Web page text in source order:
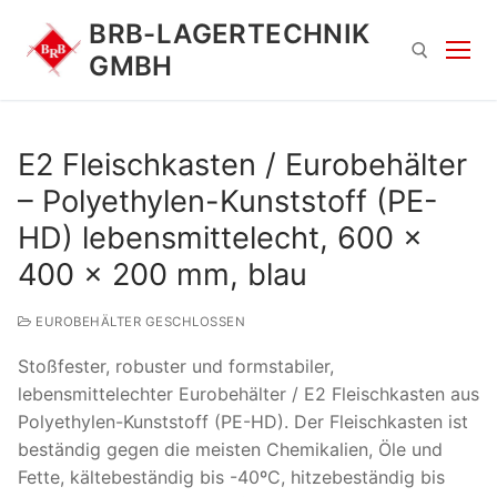
Inhalt
springen
BRB-LAGERTECHNIK
GMBH
nach:
E2 Fleischkasten / Eurobehälter
– Polyethylen-Kunststoff (PE-
HD) lebensmittelecht, 600 x
400 x 200 mm, blau
EUROBEHÄLTER GESCHLOSSEN
Stoßfester, robuster und formstabiler,
lebensmittelechter Eurobehälter / E2 Fleischkasten aus
Polyethylen-Kunststoff (PE-HD). Der Fleischkasten ist
beständig gegen die meisten Chemikalien, Öle und
Fette, kältebeständig bis -40ºC, hitzebeständig bis